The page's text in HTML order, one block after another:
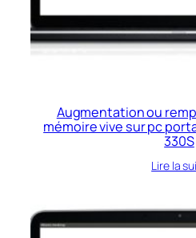
Augmentation ou
mémoire vive sur pc
330S
Lire la